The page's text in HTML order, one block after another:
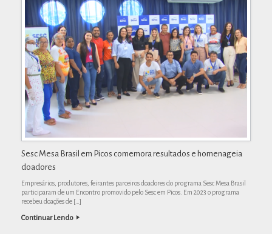
Sesc Mesa Brasil em Picos comemora resultados e homenageia
doadores
Empresários, produtores, feirantes parceiros doadores do programa Sesc Mesa Brasil
participaram de um Encontro promovido pelo Sesc em Picos. Em 2023 o programa
recebeu doações de […]
Continuar Lendo